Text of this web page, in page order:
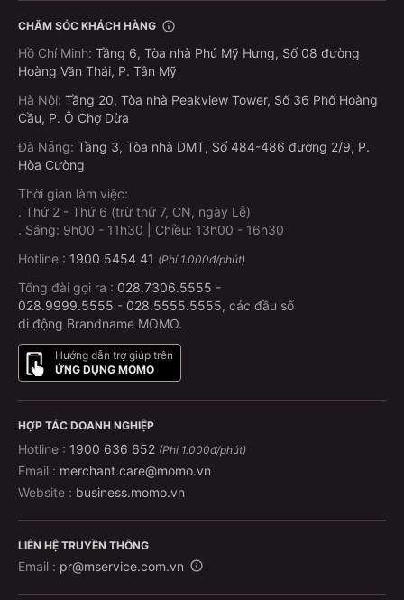
CHĂM SÓC KHÁCH HÀNG
Hồ Chí Minh: Tầng 6, Tòa nhà Phú Mỹ Hưng, Số 08 đường
Hoàng Văn Thái, P. Tân Mỹ
Hà Nội: Tầng 20, Tòa nhà Peakview Tower, Số 36 Phố Hoàng
Cầu, P. Ô Chợ Dừa
Đà Nẵng: Tầng 3, Tòa nhà DMT, Số 484-486 đường 2/9, P.
Hòa Cường
Thời gian làm việc:
. Thứ 2 - Thứ 6 (trừ thứ 7, CN, ngày Lễ)
. Sáng: 9h00 - 11h30 | Chiều: 13h00 - 16h30
Hotline : 1900 5454 41 (Phí 1.000đ/phút)
Tổng đài gọi ra : 028.7306.5555 -
028.9999.5555 - 028.5555.5555, các đầu số
di động Brandname MOMO.
Hướng dẫn trợ giúp trên
ỨNG DỤNG MOMO
HỢP TÁC DOANH NGHIỆP
Hotline : 1900 636 652 (Phí 1.000đ/phút)
Email : merchant.care@momo.vn
Website : business.momo.vn
LIÊN HỆ TRUYỀN THÔNG
Email : pr@mservice.com.vn